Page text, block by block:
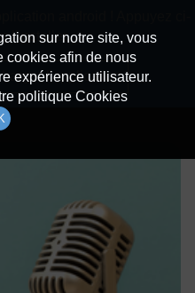
sur notre site, vous
cookies afin de nous
expérience utilisateur.
politique Cookies
l'installer.
l'application